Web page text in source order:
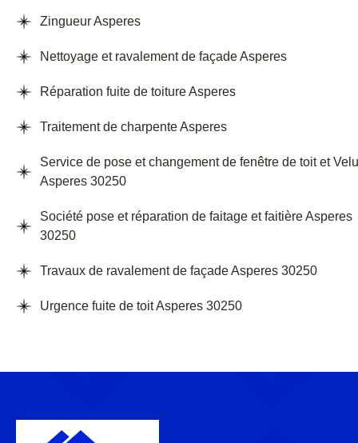
Zingueur Asperes
Nettoyage et ravalement de façade Asperes
Réparation fuite de toiture Asperes
Traitement de charpente Asperes
Service de pose et changement de fenêtre de toit et
Asperes 30250
Société pose et réparation de faitage et faitière Asperes
30250
Travaux de ravalement de façade Asperes 30250
Urgence fuite de toit Asperes 30250